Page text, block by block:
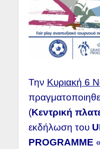
Την Κυριακή 6
(Κεντρική
εκδήλωση του
PROGRAMME